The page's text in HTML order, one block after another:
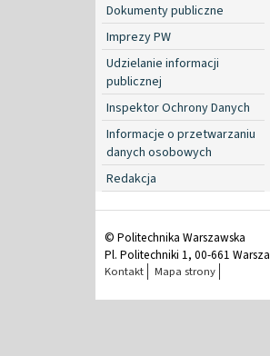
Dokumenty publiczne
Imprezy PW
Udzielanie informacji
publicznej
Inspektor Ochrony Danych
Informacje o przetwarzaniu
danych osobowych
Redakcja
© Politechnika Warszawska
Pl. Politechniki 1, 00-661
Kontakt Mapa strony